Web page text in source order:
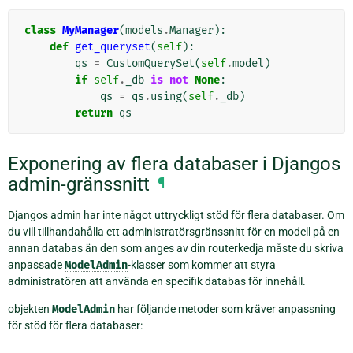
class MyManager(models .Manager):
def get_queryset(self):
qs = CustomQuerySet(self.model )
if self. _db is not None:
qs = qs .using(self. _db)
return qs
Exponering av flera databaser i Djangos
admin-gränssnitt ¶
Djangos admin har inte något uttryckligt stöd för flera databaser. Om
du vill tillhandahålla ett administratörsgränssnitt för en modell på en
annan databas än den som anges av din routerkedja måste du skriva
anpassadeModelAdmin-klasser som kommer att styra
administratören att använda en specifik databas för innehåll.
objekten ModelAdmin har följande metoder som kräver anpassning
för stöd för flera databaser: